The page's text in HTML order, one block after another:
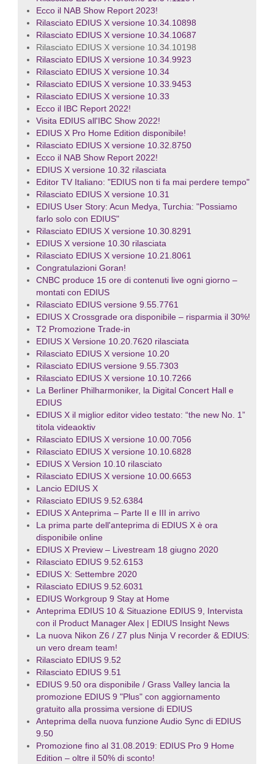
Ecco il NAB Show Report 2023!
Rilasciato EDIUS X versione 10.34.10898
Rilasciato EDIUS X versione 10.34.10687
Rilasciato EDIUS X versione 10.34.10198
Rilasciato EDIUS X versione 10.34.9923
Rilasciato EDIUS X versione 10.34
Rilasciato EDIUS X versione 10.33.9453
Rilasciato EDIUS X versione 10.33
Ecco il IBC Report 2022!
Visita EDIUS all'IBC Show 2022!
EDIUS X Pro Home Edition disponibile!
Rilasciato EDIUS X versione 10.32.8750
Ecco il NAB Show Report 2022!
EDIUS X versione 10.32 rilasciata
Editor TV Italiano: "EDIUS non ti fa mai perdere tempo"
Rilasciato EDIUS X versione 10.31
EDIUS User Story: Acun Medya, Turchia: "Possiamo
farlo solo con EDIUS"
Rilasciato EDIUS X versione 10.30.8291
EDIUS X versione 10.30 rilasciata
Rilasciato EDIUS X versione 10.21.8061
Congratulazioni Goran!
CNBC produce 15 ore di contenuti live ogni giorno –
montati con EDIUS
Rilasciato EDIUS versione 9.55.7761
EDIUS X Crossgrade ora disponibile – risparmia il 30%!
T2 Promozione Trade-in
EDIUS X Versione 10.20.7620 rilasciata
Rilasciato EDIUS X versione 10.20
Rilasciato EDIUS versione 9.55.7303
Rilasciato EDIUS X versione 10.10.7266
La Berliner Philharmoniker, la Digital Concert Hall e
EDIUS
EDIUS X il miglior editor video testato: “the new No. 1”
titola videaoktiv
Rilasciato EDIUS X versione 10.00.7056
Rilasciato EDIUS X versione 10.10.6828
EDIUS X Version 10.10 rilasciato
Rilasciato EDIUS X versione 10.00.6653
Lancio EDIUS X
Rilasciato EDIUS 9.52.6384
EDIUS X Anteprima – Parte II e III in arrivo
La prima parte dell'anteprima di EDIUS X è ora
disponibile online
EDIUS X Preview – Livestream 18 giugno 2020
Rilasciato EDIUS 9.52.6153
EDIUS X: Settembre 2020
Rilasciato EDIUS 9.52.6031
EDIUS Workgroup 9 Stay at Home
Anteprima EDIUS 10 & Situazione EDIUS 9, Intervista
con il Product Manager Alex | EDIUS Insight News
La nuova Nikon Z6 / Z7 plus Ninja V recorder & EDIUS:
un vero dream team!
Rilasciato EDIUS 9.52
Rilasciato EDIUS 9.51
EDIUS 9.50 ora disponibile / Grass Valley lancia la
promozione EDIUS 9 "Plus" con aggiornamento
gratuito alla prossima versione di EDIUS
Anteprima della nuova funzione Audio Sync di EDIUS
9.50
Promozione fino al 31.08.2019: EDIUS Pro 9 Home
Edition – oltre il 50% di sconto!